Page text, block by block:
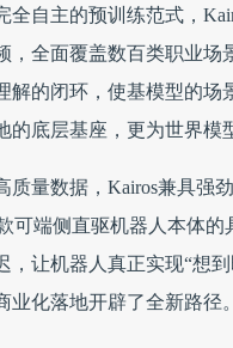
全自主的预训练范式，
，全面覆盖数百类职业
解的闭环，使基模型的
的底层基座，更为世界模
质量数据，Kairos兼具强
可端侧直驱机器人本体
，让机器人真正实现“想
化落地开辟了全新路径。